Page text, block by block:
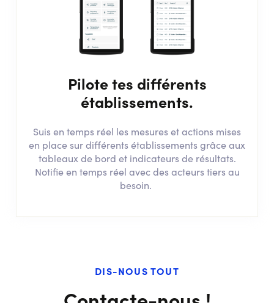
Pilote tes différents
établissements.
Suis en temps réel les mesures et actions mises
en place sur différents établissements grâce aux
tableaux de bord et indicateurs de résultats.
Notifie en temps réel avec des acteurs tiers au
besoin.
DIS-NOUS TOUT